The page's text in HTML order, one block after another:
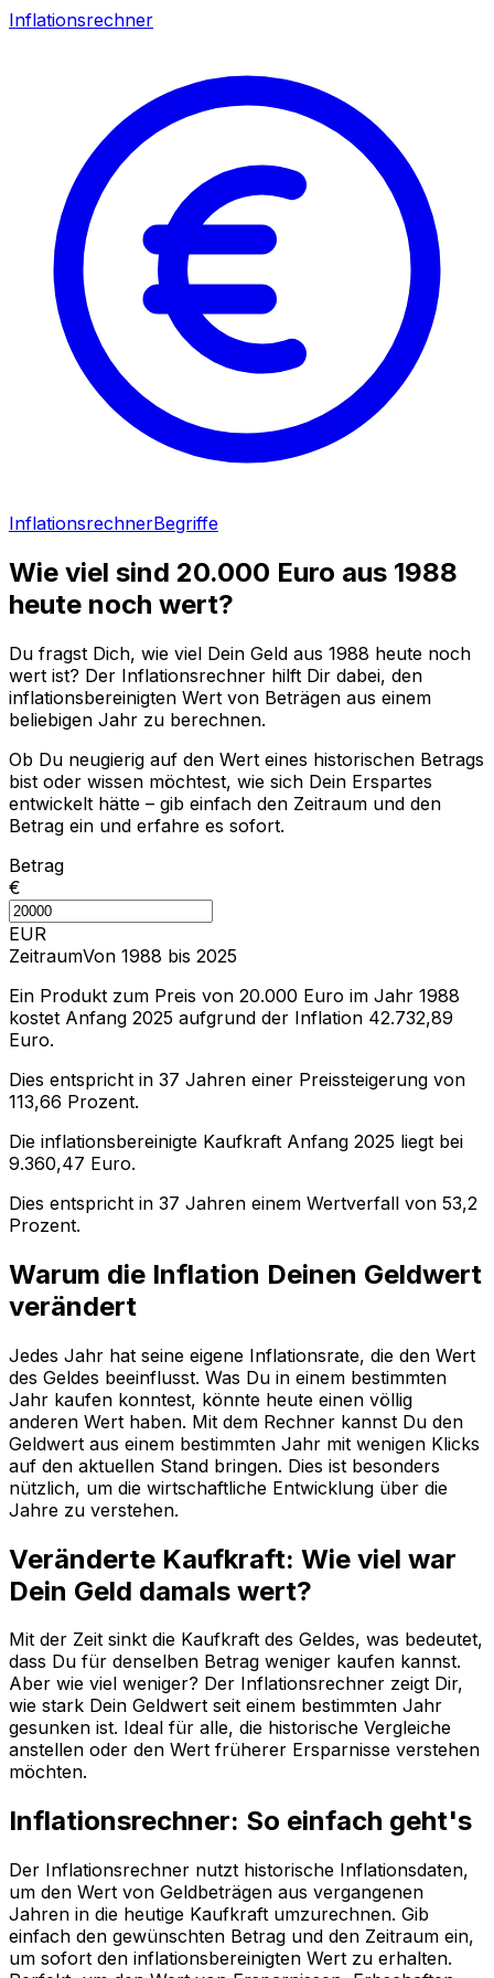
Inflationsrechner
InflationsrechnerBegriffe
Wie viel sind 20.000 Euro aus 1988
heute noch wert?
Du fragst Dich, wie viel Dein Geld aus 1988 heute noch
wert ist? Der Inflationsrechner hilft Dir dabei, den
inflationsbereinigten Wert von Beträgen aus einem
beliebigen Jahr zu berechnen.
Ob Du neugierig auf den Wert eines historischen Betrags
bist oder wissen möchtest, wie sich Dein Erspartes
entwickelt hätte – gib einfach den Zeitraum und den
Betrag ein und erfahre es sofort.
Betrag
€
EUR
ZeitraumVon 1988 bis 2025
Ein Produkt zum Preis von 20.000 Euro im Jahr 1988
kostet Anfang 2025 aufgrund der Inflation 42.732,89
Euro.
Dies entspricht in 37 Jahren einer Preissteigerung von
113,66 Prozent.
Die inflationsbereinigte Kaufkraft Anfang 2025 liegt bei
9.360,47 Euro.
Dies entspricht in 37 Jahren einem Wertverfall von 53,2
Prozent.
Warum die Inflation Deinen Geldwert
verändert
Jedes Jahr hat seine eigene Inflationsrate, die den Wert
des Geldes beeinflusst. Was Du in einem bestimmten
Jahr kaufen konntest, könnte heute einen völlig
anderen Wert haben. Mit dem Rechner kannst Du den
Geldwert aus einem bestimmten Jahr mit wenigen Klicks
auf den aktuellen Stand bringen. Dies ist besonders
nützlich, um die wirtschaftliche Entwicklung über die
Jahre zu verstehen.
Veränderte Kaufkraft: Wie viel war
Dein Geld damals wert?
Mit der Zeit sinkt die Kaufkraft des Geldes, was bedeutet,
dass Du für denselben Betrag weniger kaufen kannst.
Aber wie viel weniger? Der Inflationsrechner zeigt Dir,
wie stark Dein Geldwert seit einem bestimmten Jahr
gesunken ist. Ideal für alle, die historische Vergleiche
anstellen oder den Wert früherer Ersparnisse verstehen
möchten.
Inflationsrechner: So einfach geht's
Der Inflationsrechner nutzt historische Inflationsdaten,
um den Wert von Geldbeträgen aus vergangenen
Jahren in die heutige Kaufkraft umzurechnen. Gib
einfach den gewünschten Betrag und den Zeitraum ein,
um sofort den inflationsbereinigten Wert zu erhalten.